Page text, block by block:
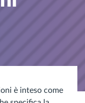
è inteso come